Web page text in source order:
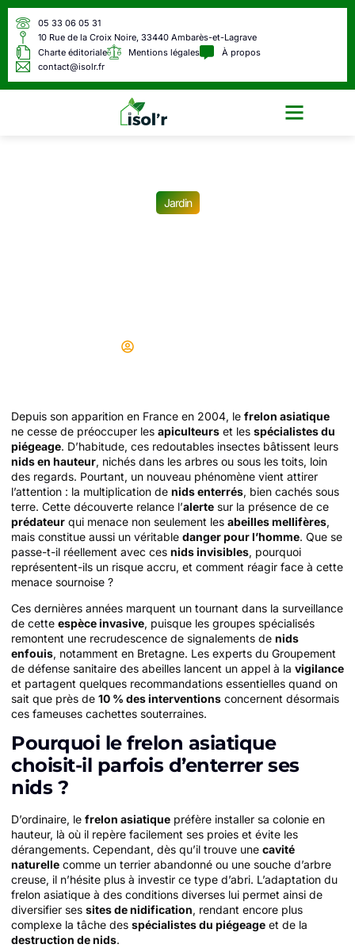
05 33 06 05 31
10 Rue de la Croix Noire, 33440 Ambarès-et-Lagrave
Charte éditoriale
Mentions légales
À propos
contact@isolr.fr
Jardin
Depuis son apparition en France en 2004, le frelon asiatique
ne cesse de préoccuper les apiculteurs et les spécialistes du
piégeage. D’habitude, ces redoutables insectes bâtissent leurs
nids en hauteur, nichés dans les arbres ou sous les toits, loin
des regards. Pourtant, un nouveau phénomène vient attirer
l’attention : la multiplication de nids enterrés, bien cachés sous
terre. Cette découverte relance l’alerte sur la présence de ce
prédateur qui menace non seulement les abeilles mellifères,
mais constitue aussi un véritable danger pour l’homme. Que se
passe-t-il réellement avec ces nids invisibles, pourquoi
représentent-ils un risque accru, et comment réagir face à cette
menace sournoise ?
Ces dernières années marquent un tournant dans la surveillance
de cette espèce invasive, puisque les groupes spécialisés
remontent une recrudescence de signalements de nids
enfouis, notamment en Bretagne. Les experts du Groupement
de défense sanitaire des abeilles lancent un appel à la vigilance
et partagent quelques recommandations essentielles quand on
sait que près de 10 % des interventions concernent désormais
ces fameuses cachettes souterraines.
Pourquoi le frelon asiatique
choisit-il parfois d’enterrer ses
nids ?
D’ordinaire, le frelon asiatique préfère installer sa colonie en
hauteur, là où il repère facilement ses proies et évite les
dérangements. Cependant, dès qu’il trouve une cavité
naturelle comme un terrier abandonné ou une souche d’arbre
creuse, il n’hésite plus à investir ce type d’abri. L’adaptation du
frelon asiatique à des conditions diverses lui permet ainsi de
diversifier ses sites de nidification, rendant encore plus
complexe la tâche des spécialistes du piégeage et de la
destruction de nids.